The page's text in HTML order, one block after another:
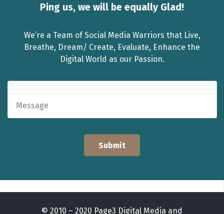
Ping us, we will be equally Glad!
We’re a Team of Social Media Warriors that Live,
Breathe, Dream/ Create, Evaluate, Enhance the
Digital World as our Passion.
© 2010 – 2020 Page3 Digital Media and